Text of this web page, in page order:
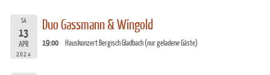
SA
13
APR
2024
Duo Gassmann & Wingold
19:00 Hauskonzert Bergisch Gladbach (nur geladene Gäste)